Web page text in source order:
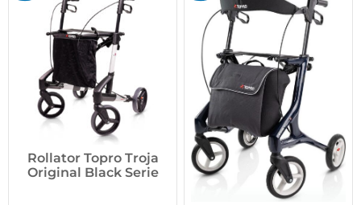
Rollator Topro Troja
Original Black Serie